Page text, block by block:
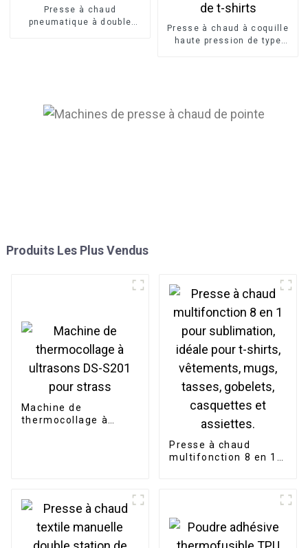
Presse à chaud
pneumatique à double
Presse à chaud à coquille
haute pression de type
Produits Les Plus Vendus
Machine de
thermocollage à
Presse à chaud
multifonction 8 en 1
casquettes et
assiettes.